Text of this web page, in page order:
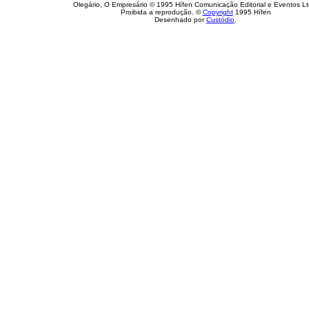
Olegário, O Empresário © 1995 Hífen Comunicação Editorial e Eventos
Proibida a reprodução. ©Copyright1995 Hífen
Desenhado porCustódio